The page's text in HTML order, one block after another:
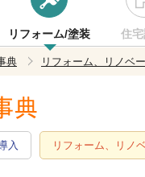
リフォーム/塗装 住
典 リフォーム、リノベ
入 リフォーム、リノ